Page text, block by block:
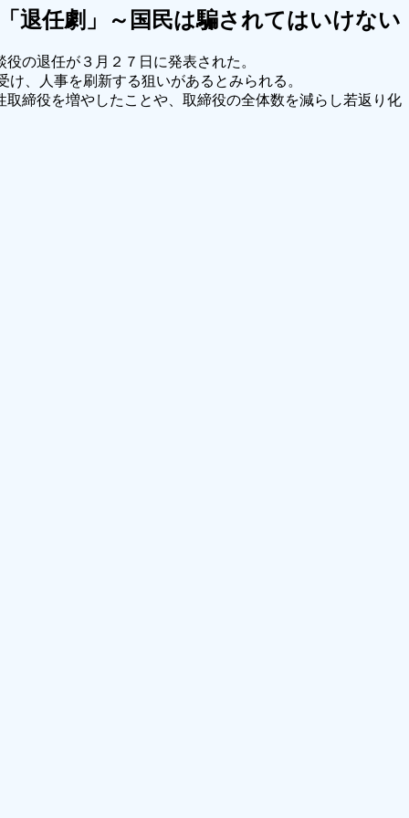
退任劇」～国民は騙されてはいけない
の退任が３月２７日に発表された。
、人事を刷新する狙いがあるとみられる。
締役を増やしたことや、取締役の全体数を減らし若返り化